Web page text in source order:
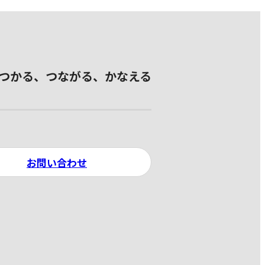
かる、つながる、かなえる
お問い合わせ